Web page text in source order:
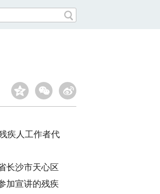
疾人工作者代
长沙市天心区
加宣讲的残疾